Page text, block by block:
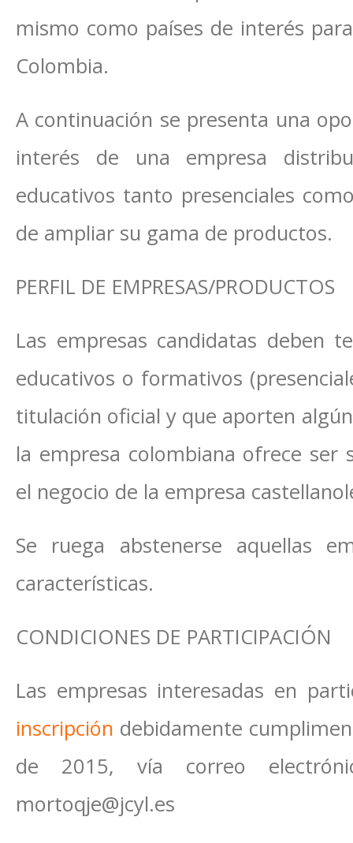
mismo como países de interés
Colombia.
A continuación se presenta una
interés de una empresa
educativos tanto presenciales
de ampliar su gama de productos.
PERFIL DE EMPRESAS/PRODUCTOS
Las empresas candidatas deben
educativos o formativos
titulación oficial y que aporten
la empresa colombiana ofrece ser
el negocio de la empresa
Se ruega abstenerse aquellas
características.
CONDICIONES DE PARTICIPACIÓN
Las empresas interesadas en
inscripción debidamente
de 2015, vía correo
mortoqje@jcyl.es